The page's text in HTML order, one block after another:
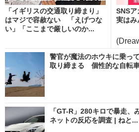
「イギリスの交通取り締まり」
はマジで容赦ない 「えげつな
い」「ここまで厳しいのか...
SNSア
実はみ
警官が魔法のホウキに乗っ
取り締まる 個性的な自転
「GT-R」280キロで暴走
ネットの反応を調査 | ねと...